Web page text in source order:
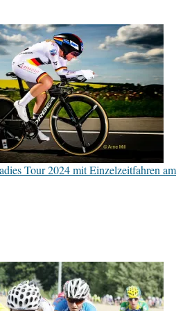
Tour 2024 mit Einzelzeitfahren am